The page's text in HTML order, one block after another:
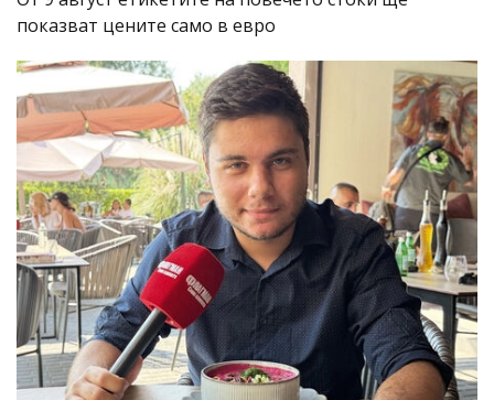
показват цените само в евро